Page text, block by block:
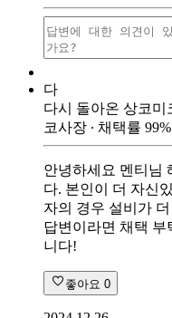
다
다시 돌아온 상코미
코사장 ∙ 채택률 99%
안녕하세요 멘티님
다. 본인이 더 자신
자의 경우 설비가
답변이라면 채택
니다!
좋아요 0